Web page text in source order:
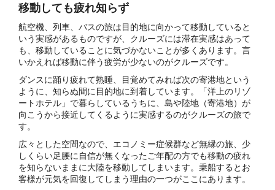
移動しても疲れ知らず
航空機、列車、バスの旅は目的地に向かって移動していると
いう実感があるものですが、クルーズには滞在実感はあって
も、移動していることに気づかないことが多くあります。言
いかえれば移動に伴う疲労が少ないのがクルーズです。
ダンスに踊り疲れて熟睡、目覚めてみれば次の寄港地という
ように、知らぬ間に目的地に到着しています。「洋上のリゾ
ートホテル」で暮らしているうちに、島や陸地（寄港地）が
向こうから接近してくるように実感するのがクルーズの旅で
す。
広々とした空間なので、エコノミー症候群など無縁の旅、少
しくらい足腰に自信が無くなったご年配の方でも移動の疲れ
を知らないままに大陸を移動してしまいます。乗船するとお
客様が元気を回復してしまう理由の一つがここにあります。